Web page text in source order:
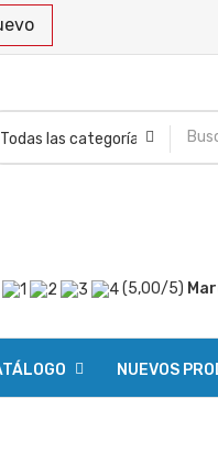
(5,00/5)
NUEVOS